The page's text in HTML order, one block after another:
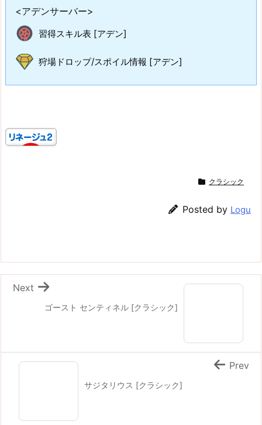
<アデンサーバー>
習得スキル表 [アデン]
狩場ドロップ/スポイル情報 [アデン]
クラシック
Posted by Logu
ゴースト センティネル [クラシック]
Next
サジタリウス [クラシック]
Prev